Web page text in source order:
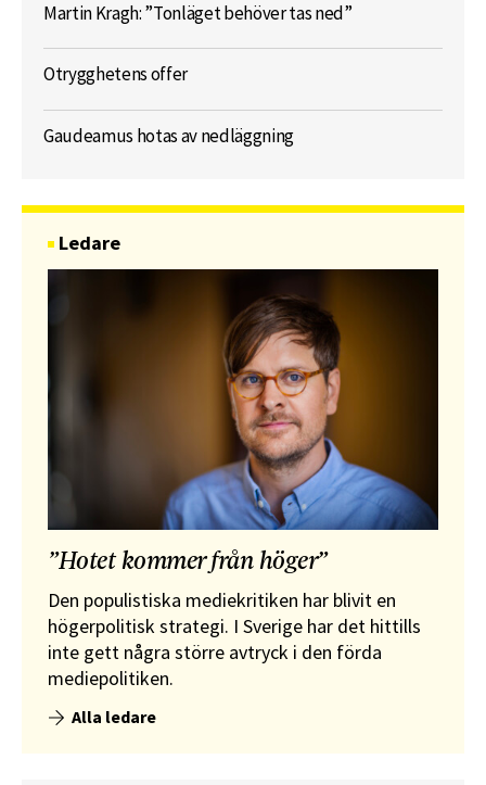
Martin Kragh: ”Tonläget behöver tas ned”
Otrygghetens offer
Gaudeamus hotas av nedläggning
Ledare
”Hotet kommer från höger”
Den populistiska mediekritiken har blivit en
högerpolitisk strategi. I Sverige har det hittills
inte gett några större avtryck i den förda
mediepolitiken.
Alla ledare